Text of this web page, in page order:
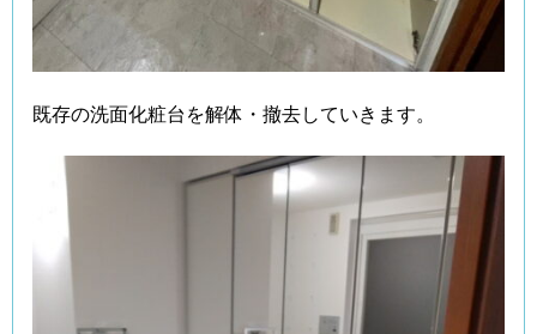
既存の洗面化粧台を解体・撤去していきます。